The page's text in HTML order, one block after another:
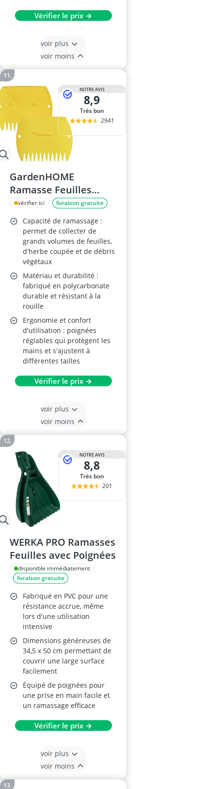
Vérifier le prix →
voir plus
voir moins
NOTRE AVIS
8,9
Très bon
2941
GardenHOME
Ramasse Feuilles
Mortes Lot de 2,
38x30.5cm
vérifier ici livraison gratuite
Capacité de ramassage :
permet de collecter de
grands volumes de feuilles,
d'herbe coupée et de débris
végétaux
Matériau et durabilité :
fabriqué en polycarbonate
durable et résistant à la
rouille
Ergonomie et confort
d'utilisation : poignées
réglables qui protègent les
mains et s'ajustent à
différentes tailles
Vérifier le prix →
voir plus
voir moins
NOTRE AVIS
8,8
Très bon
201
WERKA PRO Ramasses
Feuilles avec Poignées
disponible immédiatement
livraison gratuite
Fabriqué en PVC pour une
résistance accrue, même
lors d'une utilisation
intensive
Dimensions généreuses de
34,5 x 50 cm permettant de
couvrir une large surface
facilement
Équipé de poignées pour
une prise en main facile et
un ramassage efficace
Vérifier le prix →
voir plus
voir moins